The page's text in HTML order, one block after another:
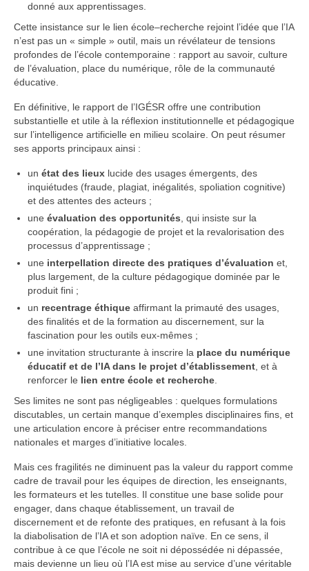
donné aux apprentissages.
Cette insistance sur le lien école–recherche rejoint l’idée que l’IA
n’est pas un « simple » outil, mais un révélateur de tensions
profondes de l’école contemporaine : rapport au savoir, culture
de l’évaluation, place du numérique, rôle de la communauté
éducative.
En définitive, le rapport de l’IGÉSR offre une contribution
substantielle et utile à la réflexion institutionnelle et pédagogique
sur l’intelligence artificielle en milieu scolaire. On peut résumer
ses apports principaux ainsi :
un état des lieux lucide des usages émergents, des
inquiétudes (fraude, plagiat, inégalités, spoliation cognitive)
et des attentes des acteurs ;
une évaluation des opportunités , qui insiste sur la
coopération, la pédagogie de projet et la revalorisation des
processus d’apprentissage ;
une interpellation directe des pratiques d’évaluation et,
plus largement, de la culture pédagogique dominée par le
produit fini ;
un recentrage éthique affirmant la primauté des usages,
des finalités et de la formation au discernement, sur la
fascination pour les outils eux-mêmes ;
une invitation structurante à inscrire la place du numérique
éducatif et de l’IA dans le projet d’établissement , et à
renforcer le lien entre école et recherche
Ses limites ne sont pas négligeables : quelques formulations
discutables, un certain manque d’exemples disciplinaires fins, et
une articulation encore à préciser entre recommandations
nationales et marges d’initiative locales.
Mais ces fragilités ne diminuent pas la valeur du rapport comme
cadre de travail pour les équipes de direction, les enseignants,
les formateurs et les tutelles. Il constitue une base solide pour
engager, dans chaque établissement, un travail de
discernement et de refonte des pratiques, en refusant à la fois
la diabolisation de l’IA et son adoption naïve. En ce sens, il
contribue à ce que l’école ne soit ni dépossédée ni dépassée,
mais devienne un lieu où l’IA est mise au service d’une véritable